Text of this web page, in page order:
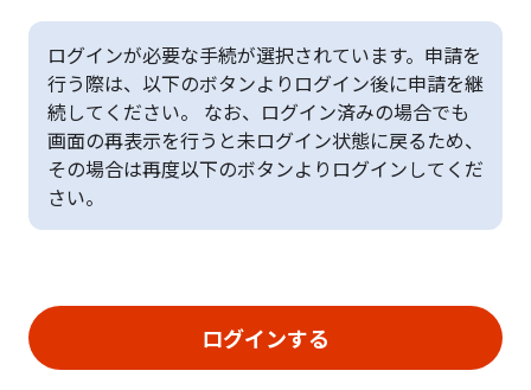
ログインが必要な手続が選択されています。申請を
行う際は、以下のボタンよりログイン後に申請を継
続してください。 なお、ログイン済みの場合でも
画面の再表示を行うと未ログイン状態に戻るため、
その場合は再度以下のボタンよりログインしてくだ
さい。